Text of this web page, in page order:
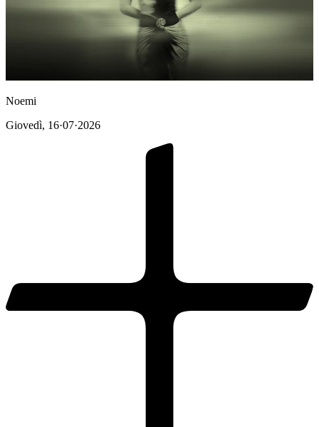
Noemi
Giovedì, 16·07·2026